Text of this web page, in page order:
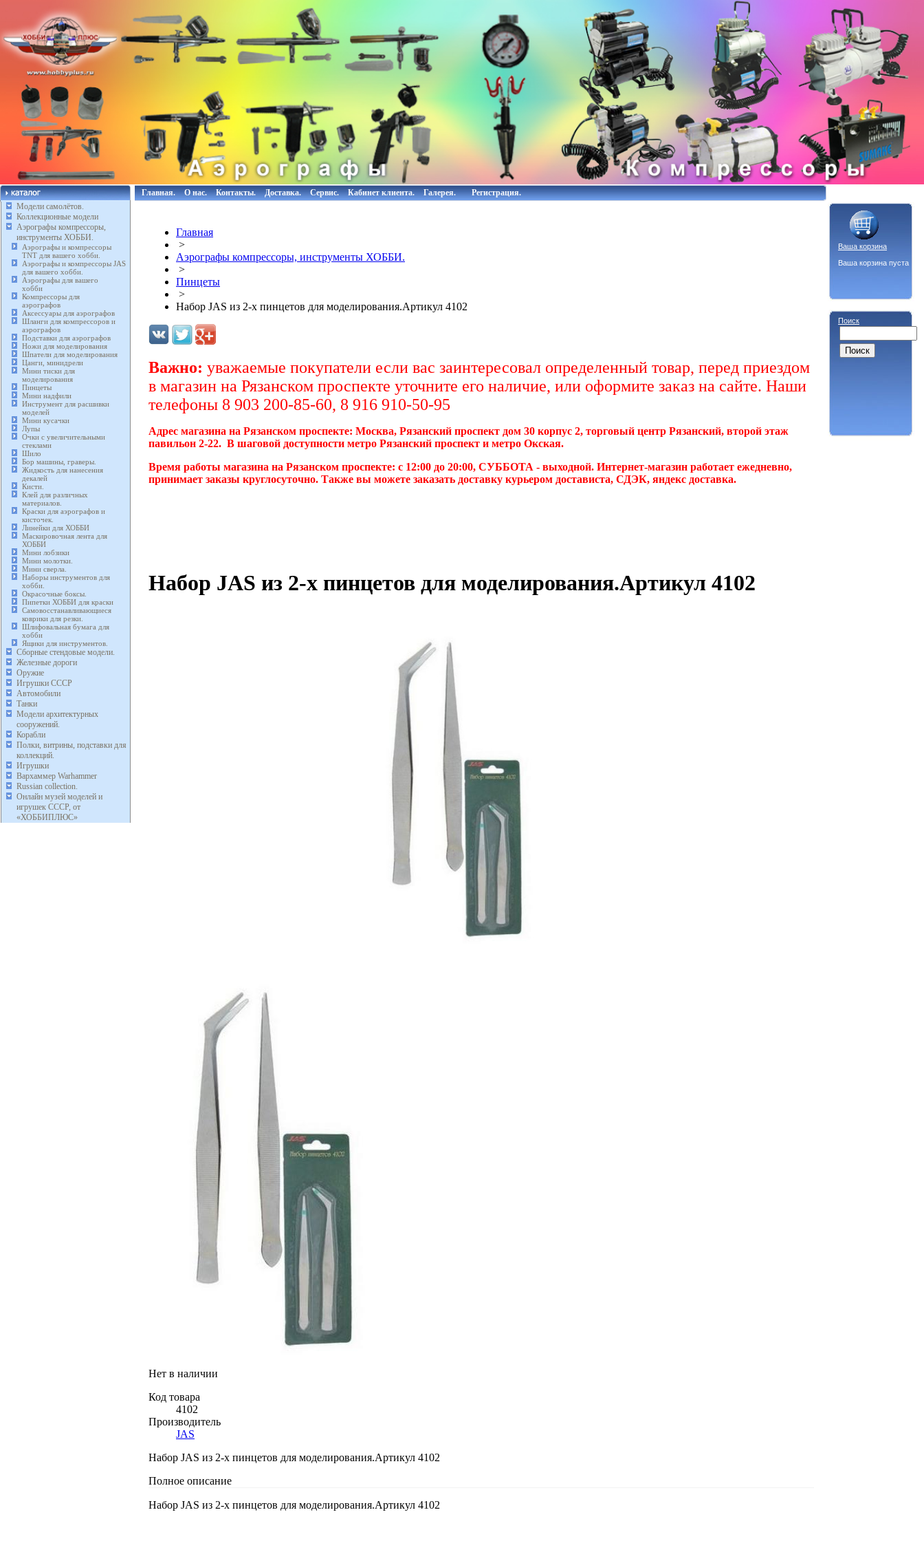
Модели самолётов.
Коллекционные модели
Аэрографы компрессоры,
инструменты ХОББИ.
Аэрографы и компрессоры
TNT для вашего хобби.
Аэрографы и компрессоры JAS
для вашего хобби.
Аэрографы для вашего
хобби
Компрессоры для
аэрографов
Аксессуары для аэрографов
Шланги для компрессоров и
аэрографов
Подставки для аэрографов
Ножи для моделирования
Шпатели для моделирования
Цанги, минидрели
Мини тиски для
моделирования
Пинцеты
Мини надфили
Инструмент для расшивки
моделей
Мини кусачки
Лупы
Очки с увеличительными
стеклами
Шило
Бор машины, граверы.
Жидкость для нанесения
декалей
Кисти.
Клей для различных
материалов.
Краски для аэрографов и
кисточек.
Линейки для ХОББИ
Маскировочная лента для
ХОББИ
Мини лобзики
Мини молотки.
Мини сверла.
Наборы инструментов для
хобби.
Окрасочные боксы.
Пипетки ХОББИ для краски
Самовосстанавливающиеся
коврики для резки.
Шлифовальная бумага для
хобби
Ящики для инструментов.
Сборные стендовые модели.
Железные дороги
Оружие
Игрушки СССР
Автомобили
Танки
Модели архитектурных
сооружений.
Корабли
Полки, витрины, подставки для
коллекций.
Игрушки
Вархаммер Warhammer
Russian collection.
Онлайн музей моделей и
игрушек СССР, от
«ХОББИПЛЮС»
Главная. О нас. Контакты. Доставка. Сервис. Кабинет клиента. Галерея. Регистрация.
Главная
>
Аэрографы компрессоры, инструменты ХОББИ.
>
Пинцеты
>
Набор JAS из 2-х пинцетов для моделирования.Артикул 4102
Важно: уважаемые покупатели если вас заинтересовал определенный товар, перед приездом
в магазин на Рязанском проспекте уточните его наличие, или оформите заказ на сайте. Наши
телефоны 8 903 200-85-60, 8 916 910-50-95
Адрес магазина на Рязанском проспекте: Москва, Рязанский проспект дом 30 корпус 2, торговый центр Рязанский, второй этаж
павильон 2-22. В шаговой доступности метро Рязанский проспект и метро Окская.
Время работы магазина на Рязанском проспекте: с 12:00 до 20:00, СУББОТА - выходной. Интернет-магазин работает ежедневно,
принимает заказы круглосуточно. Также вы можете заказать доставку курьером достависта, СДЭК, яндекс доставка.
Набор JAS из 2-х пинцетов для моделирования.Артикул 4102
Нет в наличии
Код товара
4102
Производитель
JAS
Набор JAS из 2-х пинцетов для моделирования.Артикул 4102
Полное описание
Набор JAS из 2-х пинцетов для моделирования.Артикул 4102
Ваша корзина
Ваша корзина пуста
Поиск